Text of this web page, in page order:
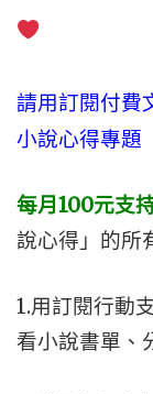
請用訂閱付費
小說心得專題
每月100元支
說心得」的所
1.用訂閱行動
看小說書單、